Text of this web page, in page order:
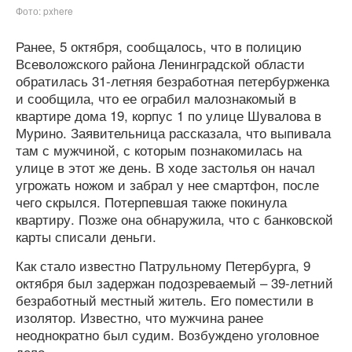
Фото: pxhere
Ранее, 5 октября, сообщалось, что в полицию
Всеволожского района Ленинградской области
обратилась 31-летняя безработная петербурженка
и сообщила, что ее ограбил малознакомый в
квартире дома 19, корпус 1 по улице Шувалова в
Мурино. Заявительница рассказала, что выпивала
там с мужчиной, с которым познакомилась на
улице в этот же день. В ходе застолья он начал
угрожать ножом и забрал у нее смартфон, после
чего скрылся. Потерпевшая также покинула
квартиру. Позже она обнаружила, что с банковской
карты списали деньги.
Как стало известно Патрульному Петербурга, 9
октября был задержан подозреваемый – 39-летний
безработный местный житель. Его поместили в
изолятор. Известно, что мужчина ранее
неоднократно был судим. Возбуждено уголовное